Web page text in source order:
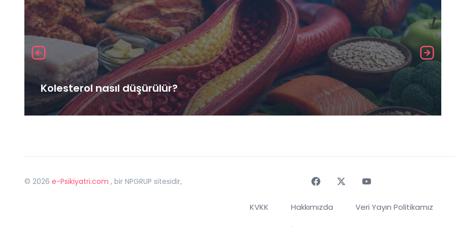
Kolesterol nasıl düşürülür?
© 2026 e-Psikiyatri.com , bir NPGRUP sitesidir,
KVKK Hakkımızda Veri Yayın Politikamız